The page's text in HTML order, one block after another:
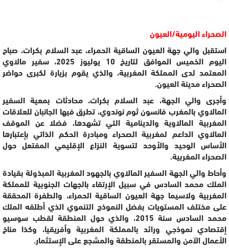
الصحراء اليومية/العيون
استقبل والي جهة العيون الساقية الحمراء، عبد السلام بكرات، صباح
اليوم الخميس الموافق لتاريخ 10 يوليوز 2025، سفير مالاوي
المعتمد لدى المملكة المغربية، والذي يقوم بزيارة لكبرى حواضر
الصحراء مدينة العيون.
وأجرى والي الجهة، عبد السلام بكرات، محادثات بمعية السفير
المالاوي بالمغرب فانسون ثوم نوندوي، تطرق فيها الجانبان للعلاقات
المغربية المالاوية والدينامية التي تشهدها، فضلا عن الموقف
المالاوي الداعم لمغربية الصحراء ومبادرة الحكم الذاتي بإعتبارها
الأساس الوحيد والأوحد لتسوية النزاع الإقليمي المفتعل حول
الصحراء المغربية.
وأحاط والي الجهة السفير المالاوي بالجهود المغربية المبذولة بقيادة
الملك محمد السادس في سبيل الإرتقاء بالجهات الجنوبية للمملكة
المغربية ولاسيما جهة العيون الساقية الحمراء، والطفرة المحققة
على مختلف المستويات بفضل النموذج التنموي الذي أطلقه الملك
محمد السادس سنة 2015، والذي حول المنطقة لقطب سوسيو
إقتصادي نموذجي ورائد بالمملكة المغربية وأفريقيا، وكذا مناخ
الأعمال الآمن والمستقر بالمنطقة والمشجع على الإستثمار.